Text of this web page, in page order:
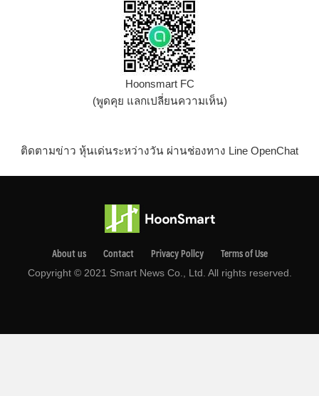
Hoonsmart FC
(พูดคุย แลกเปลี่ยนความเห็น)
ติดตามข่าว หุ้นเด่นระหว่างวัน ผ่านช่องทาง Line OpenChat
About us Contact Privacy Pollcy Terms of Use
Copyright © 2021 Smart News Co., Ltd. All rights reserved.